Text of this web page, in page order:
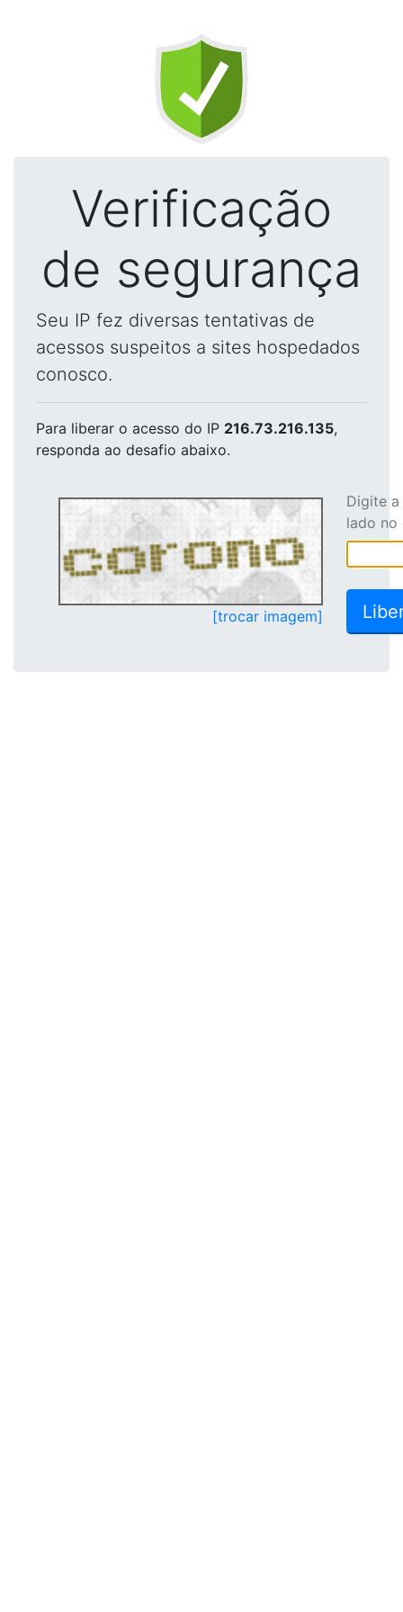
Verificação
de segurança
Seu IP fez diversas tentativas de
acessos suspeitos a sites hospedados
conosco.
Para liberar o acesso do IP 216.73.216.135,
responda ao desafio abaixo.
[trocar imagem]
Digite
lado no